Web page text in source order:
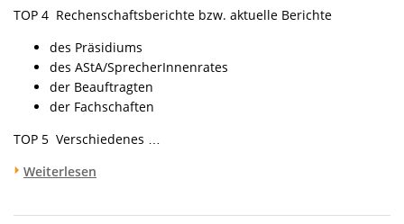
TOP 4 Rechenschaftsberichte bzw. aktuelle Berichte
des Präsidiums
des AStA/SprecherInnenrates
der Beauftragten
der Fachschaften
TOP 5 Verschiedenes …
Weiterlesen